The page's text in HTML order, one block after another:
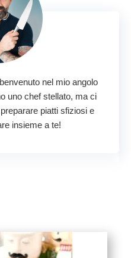
nel mio angolo
uno chef stellato, ma ci
piatti sfiziosi e
insieme a te!